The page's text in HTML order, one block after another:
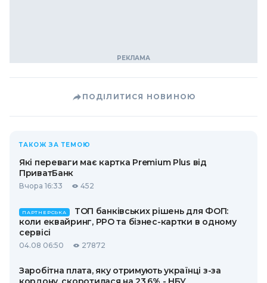
ПОДІЛИТИСЯ НОВИНОЮ
ТАКОЖ ЗА ТЕМОЮ
Які переваги має картка Premium Plus від
ПриватБанк
Вчора 16:33 452
ПАРТНЕРСЬКА
ТОП банківських рішень для ФОП:
коли еквайринг, РРО та бізнес-картки в одному
сервісі
04.08 06:50 27872
Заробітна плата, яку отримують українці з-за